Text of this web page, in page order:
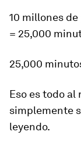
10 millones
= 25,000
25,000
Eso es todo al
simplemente
leyendo.